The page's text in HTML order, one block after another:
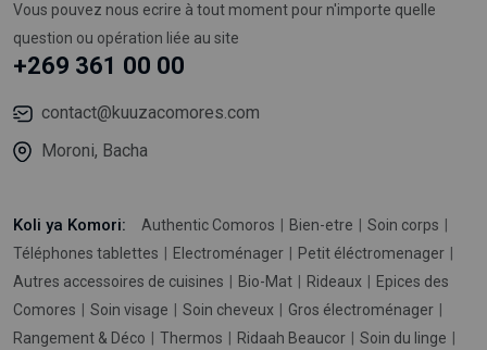
Vous pouvez nous ecrire à tout moment pour n'importe quelle
question ou opération liée au site
+269 361 00 00
contact@kuuzacomores.com
Moroni, Bacha
Koli ya Komori: Authentic Comoros Bien-etre
Soin corps
Téléphones tablettes
Electroménager
Petit éléctromenager
Autres accessoires de cuisines
Bio-Mat Rideaux
Epices des
Comores
Soin visage Soin cheveux
Gros électroménager
Rangement & Déco
Thermos Ridaah Beaucor Soin du linge